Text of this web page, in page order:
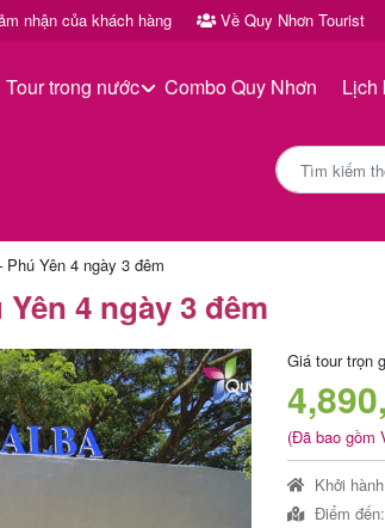
nhận của khách hàng Về Quy Nhơn Tourist
Tour trong nước Combo Quy Nhơn Lịch
Yên 4 ngày 3 đêm
4 ngày 3 đêm
Giá tour trọn
(Đã bao gồm
Khởi
Điểm đến: